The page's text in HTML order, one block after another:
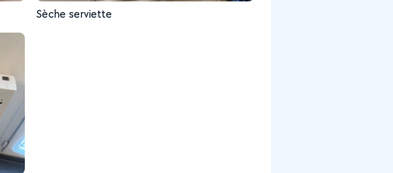
Sèche serviette